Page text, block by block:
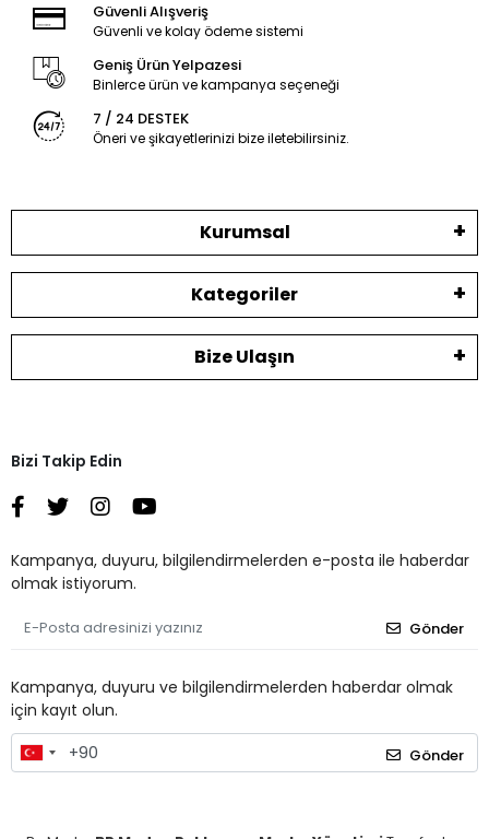
Güvenli Alışveriş
Güvenli ve kolay ödeme sistemi
Geniş Ürün Yelpazesi
Binlerce ürün ve kampanya seçeneği
7 / 24 DESTEK
Öneri ve şikayetlerinizi bize iletebilirsiniz.
Kurumsal
Kategoriler
Bize Ulaşın
Bizi Takip Edin
Kampanya, duyuru, bilgilendirmelerden e-posta ile haberdar
olmak istiyorum.
Gönder
Kampanya, duyuru ve bilgilendirmelerden haberdar olmak
için kayıt olun.
Gönder